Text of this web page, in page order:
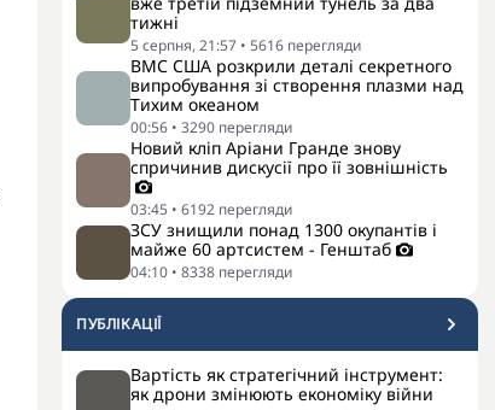
тижні
5 серпня, 21:57 • 5616 перегляди
ВМС США розкрили деталі секретного
випробування зі створення плазми над
Тихим океаном
00:56 • 3290 перегляди
Новий кліп Аріани Гранде знову
спричинив дискусії про її зовнішність
03:45 • 6192 перегляди
ЗСУ знищили понад 1300 окупантів і
майже 60 артсистем - Генштаб
04:10 • 8338 перегляди
ПУБЛІКАЦІЇ
Вартість як стратегічний інструмент:
як дрони змінюють економіку війни